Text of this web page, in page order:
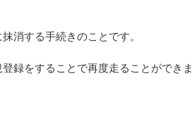
消する手続きのことです。
録をすることで再度走ることができま